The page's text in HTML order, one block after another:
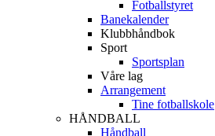
Fotballstyret
Banekalender
Klubbhåndbok
Sport
Sportsplan
Våre lag
Arrangement
Tine fotballskole
HÅNDBALL
Håndball